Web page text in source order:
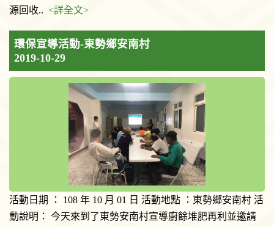
源回收.. <詳全文>
環保宣導活動-東勢鄉安南村
2019-10-29
活動日期 ： 108 年 10 月 01 日 活動地點 ：東勢鄉安南村 活
動說明： 今天來到了東勢安南村宣導廚餘堆肥再利並邀請